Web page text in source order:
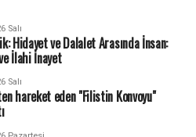
Salı
Hidayet ve Dalalet Arasında İnsan:
İlahi İnayet
Salı
hareket eden "Filistin Konvoyu"